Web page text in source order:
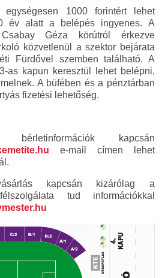
egységesen 1000 forintért lehet
év alatt a belépés ingyenes. A
Géza körútról érkezve
közvetlenül a szektor bejárata
Fürdővel szemben található. A
as kapun keresztül lehet belépni,
A büfében és a pénztárban
fizetési lehetőség.
kapcsán
e-mail címen lehet
kapcsán kizárólag a
tud információkkal